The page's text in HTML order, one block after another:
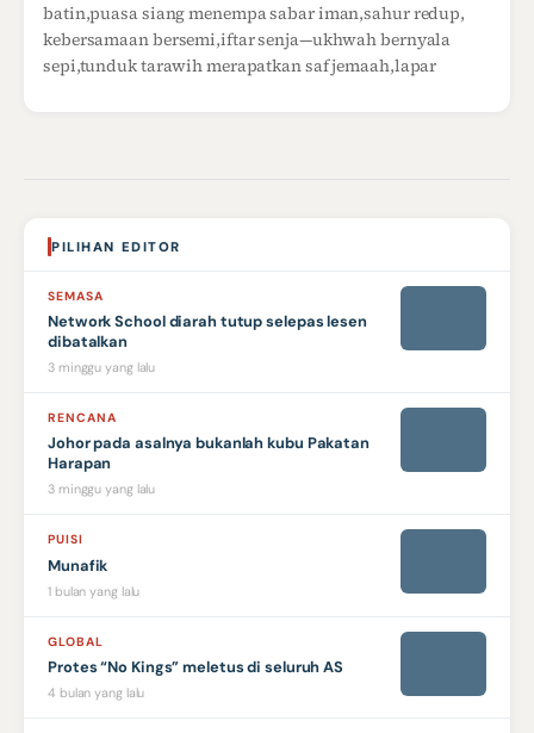
batin,puasa siang menempa sabar iman,sahur redup,
kebersamaan bersemi,iftar senja—ukhwah bernyala
sepi,tunduk tarawih merapatkan saf jemaah,lapar
PILIHAN EDITOR
SEMASA
Network School diarah tutup selepas lesen
dibatalkan
3 minggu yang lalu
RENCANA
Johor pada asalnya bukanlah kubu Pakatan
Harapan
3 minggu yang lalu
PUISI
Munafik
1 bulan yang lalu
GLOBAL
Protes “No Kings” meletus di seluruh AS
4 bulan yang lalu